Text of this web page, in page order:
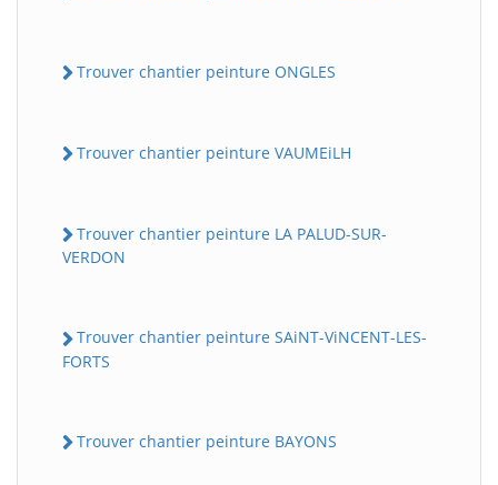
Trouver chantier peinture ONGLES
Trouver chantier peinture VAUMEiLH
Trouver chantier peinture LA PALUD-SUR-
VERDON
Trouver chantier peinture SAiNT-ViNCENT-LES-
FORTS
Trouver chantier peinture BAYONS
B BatiWebPro